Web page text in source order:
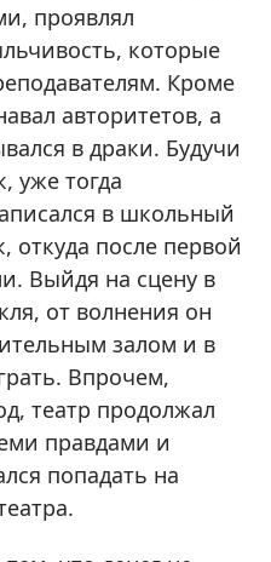
проявлял
которые
Кроме
авторитетов, а
в драки. Будучи
уже тогда
в школьный
откуда после первой
Выйдя на сцену в
от волнения он
залом и в
Впрочем,
театр продолжал
правдами и
попадать на